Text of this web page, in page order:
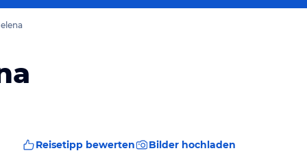
Reisetipp bewerten Bilder hochladen